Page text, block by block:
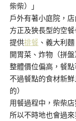
柴柴）」
戶外有著小庭院，
方正及狹長型的空
提供排餐 、義大利
開胃菜、炸物（拼
整體價位偏高，餐
不過餐點的食材新
的）
用餐過程中，柴柴
所以不時地也會過